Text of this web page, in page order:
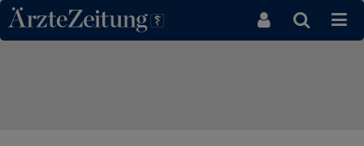
Direkt zum Inhaltsbereich